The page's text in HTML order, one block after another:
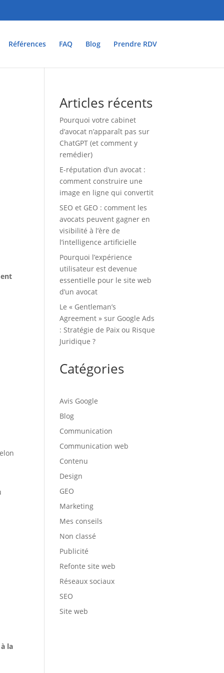
Références FAQ Blog Prendre RDV
la
Articles récents
Pourquoi votre cabinet
d’avocat n’apparaît pas sur
ChatGPT (et comment y
remédier)
E-réputation d’un avocat :
comment construire une
image en ligne qui convertit
SEO et GEO : comment les
avocats peuvent gagner en
visibilité à l’ère de
l’intelligence artificielle
Pourquoi l’expérience
utilisateur est devenue
essentielle pour le site web
d’un avocat
Le « Gentleman’s
Agreement » sur Google Ads
: Stratégie de Paix ou Risque
Juridique ?
Catégories
Avis Google
Blog
Communication
Communication web
Contenu
Design
GEO
Marketing
Mes conseils
Non classé
Publicité
Refonte site web
Réseaux sociaux
SEO
Site web